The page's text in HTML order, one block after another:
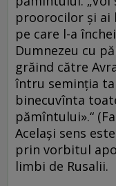
proorocilor şi ai
pe care l-a
Dumnezeu cu
grăind către
întru seminţia
binecuvînta
pămîntului».“
Același sens
prin vorbitul
limbi de Rusalii.